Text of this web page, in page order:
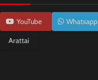
YouTube Whatsapp
Arattai